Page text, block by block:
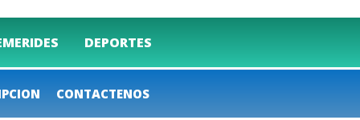
DEPORTES
CONTACTENOS